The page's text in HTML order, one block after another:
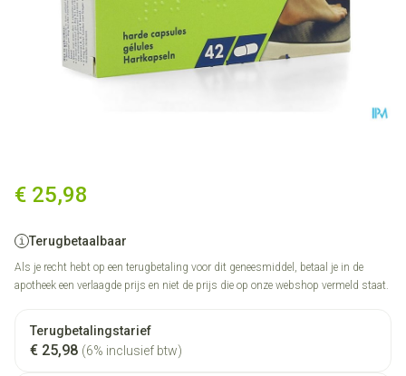
€ 25,98
Terugbetaalbaar
Als je recht hebt op een terugbetaling voor dit geneesmiddel, betaal je in de
apotheek een verlaagde prijs en niet de prijs die op onze webshop vermeld staat.
Terugbetalingstarief
€ 25,98 (6% inclusief btw)